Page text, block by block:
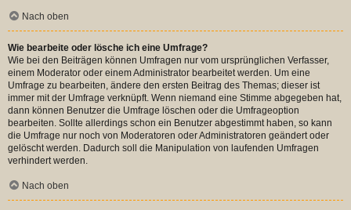
Nach oben
Wie bearbeite oder lösche ich eine Umfrage?
Wie bei den Beiträgen können Umfragen nur vom ursprünglichen Verfasser,
einem Moderator oder einem Administrator bearbeitet werden. Um eine
Umfrage zu bearbeiten, ändere den ersten Beitrag des Themas; dieser ist
immer mit der Umfrage verknüpft. Wenn niemand eine Stimme abgegeben hat,
dann können Benutzer die Umfrage löschen oder die Umfrageoption
bearbeiten. Sollte allerdings schon ein Benutzer abgestimmt haben, so kann
die Umfrage nur noch von Moderatoren oder Administratoren geändert oder
gelöscht werden. Dadurch soll die Manipulation von laufenden Umfragen
verhindert werden.
Nach oben